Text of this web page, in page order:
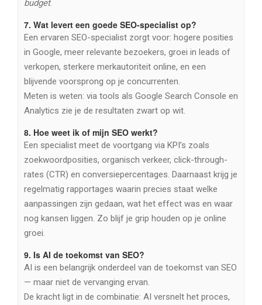
budget.
7. Wat levert een goede SEO-specialist op?
Een ervaren SEO-specialist zorgt voor: hogere posities
in Google, meer relevante bezoekers, groei in leads of
verkopen, sterkere merkautoriteit online, en een
blijvende voorsprong op je concurrenten.
Meten is weten: via tools als Google Search Console en
Analytics zie je de resultaten zwart op wit.
8. Hoe weet ik of mijn SEO werkt?
Een specialist meet de voortgang via KPI’s zoals
zoekwoordposities, organisch verkeer, click-through-
rates (CTR) en conversiepercentages. Daarnaast krijg je
regelmatig rapportages waarin precies staat welke
aanpassingen zijn gedaan, wat het effect was en waar
nog kansen liggen. Zo blijf je grip houden op je online
groei.
9. Is AI de toekomst van SEO?
AI is een belangrijk onderdeel van de toekomst van SEO
— maar niet de vervanging ervan.
De kracht ligt in de combinatie: AI versnelt het proces,